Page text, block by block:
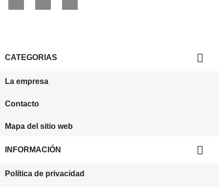
CATEGORIAS 
La empresa
Contacto
Mapa del sitio web
INFORMACIÓN 
Política de privacidad